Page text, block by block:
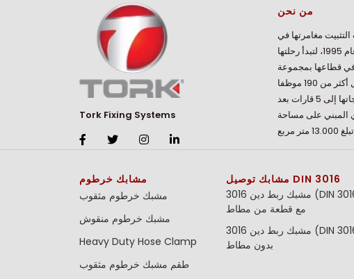
Tork Fixing Systems
من نحن
مغامرتها في
إنتاج مشابك الخراطيم عام 1995، لتبدأ رحلتها
قطاعها بمجموعة
منتجاتها الواسعة. يعمل أكثر من 190 موظفا
بشركتنا التي تصدّر منتجاتها إلى 5 قارات بعد
المبني على مساحة
مشابك خرطوم
مشبك خرطوم مثقوب
مشبك خرطوم منقوش
Heavy Duty Hose Clamp
طقم مشبك خرطوم مثقوب
مشابك توصيل DIN 3016
مشبك ربط دين 3016 (DIN 3016)
مع قطعة من مطاط
مشبك ربط دين 3016 (DIN 3016)
بدون مطاط